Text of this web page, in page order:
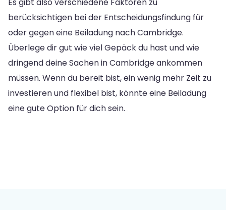
berücksichtigen bei der Entscheidungsfindung für
oder gegen eine Beiladung nach Cambridge.
Überlege dir gut wie viel Gepäck du hast und wie
dringend deine Sachen in Cambridge ankommen
müssen. Wenn du bereit bist, ein wenig mehr Zeit zu
investieren und flexibel bist, könnte eine Beiladung
eine gute Option für dich sein.